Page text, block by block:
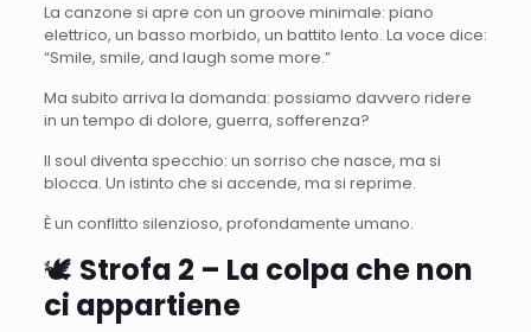
La canzone si apre con un groove minimale: piano
elettrico, un basso morbido, un battito lento. La voce dice:
“Smile, smile, and laugh some more.”
Ma subito arriva la domanda: possiamo davvero ridere
in un tempo di dolore, guerra, sofferenza?
Il soul diventa specchio: un sorriso che nasce, ma si
blocca. Un istinto che si accende, ma si reprime.
È un conflitto silenzioso, profondamente umano.
🕊️ Strofa 2 – La colpa che non
ci appartiene